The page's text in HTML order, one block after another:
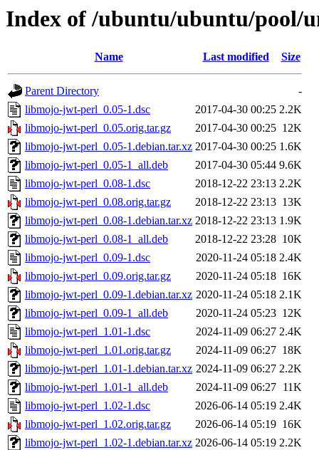
Index of /ubuntu/ubuntu/pool/
Name Last modified Size
Parent Directory
-
libmojo-jwt-perl_0.05-1.dsc
2017-04-30 00:25 2.2K
libmojo-jwt-perl_0.05.orig.tar.gz
2017-04-30 00:25 12K
libmojo-jwt-perl_0.05-1.debian.tar.xz 2017-04-30 00:25 1.6K
libmojo-jwt-perl_0.05-1_all.deb
2017-04-30 05:44 9.6K
libmojo-jwt-perl_0.08-1.dsc
2018-12-22 23:13 2.2K
libmojo-jwt-perl_0.08.orig.tar.gz
2018-12-22 23:13 13K
libmojo-jwt-perl_0.08-1.debian.tar.xz 2018-12-22 23:13 1.9K
libmojo-jwt-perl_0.08-1_all.deb
2018-12-22 23:28 10K
libmojo-jwt-perl_0.09-1.dsc
2020-11-24 05:18 2.4K
libmojo-jwt-perl_0.09.orig.tar.gz
2020-11-24 05:18 16K
libmojo-jwt-perl_0.09-1.debian.tar.xz 2020-11-24 05:18 2.1K
libmojo-jwt-perl_0.09-1_all.deb
2020-11-24 05:23 12K
libmojo-jwt-perl_1.01-1.dsc
2024-11-09 06:27 2.4K
libmojo-jwt-perl_1.01.orig.tar.gz
2024-11-09 06:27 18K
libmojo-jwt-perl_1.01-1.debian.tar.xz 2024-11-09 06:27 2.2K
libmojo-jwt-perl_1.01-1_all.deb
2024-11-09 06:27 11K
libmojo-jwt-perl_1.02-1.dsc
2026-06-14 05:19 2.4K
libmojo-jwt-perl_1.02.orig.tar.gz
2026-06-14 05:19 16K
libmojo-jwt-perl_1.02-1.debian.tar.xz 2026-06-14 05:19 2.2K